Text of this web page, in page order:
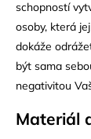
schopností
osoby, která
dokáže
být sama
negativitou
Materiál